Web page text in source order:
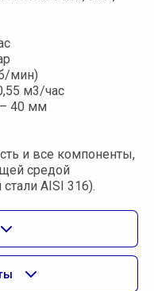
мин)
м3/час
40 мм
и все компоненты,
средой
AISI 316).